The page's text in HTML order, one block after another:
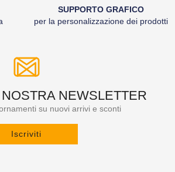
SUPPORTO GRAFICO
per la personalizzazione dei prodotti
NEWSLETTER
su nuovi arrivi e sconti
Iscriviti